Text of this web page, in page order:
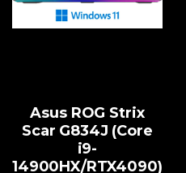
Asus ROG Strix
Scar G834J (Core
i9-
14900HX/RTX4090)